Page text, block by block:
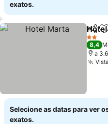
exatos.
2
8,4
a
Selecione as datas para ver
exatos.